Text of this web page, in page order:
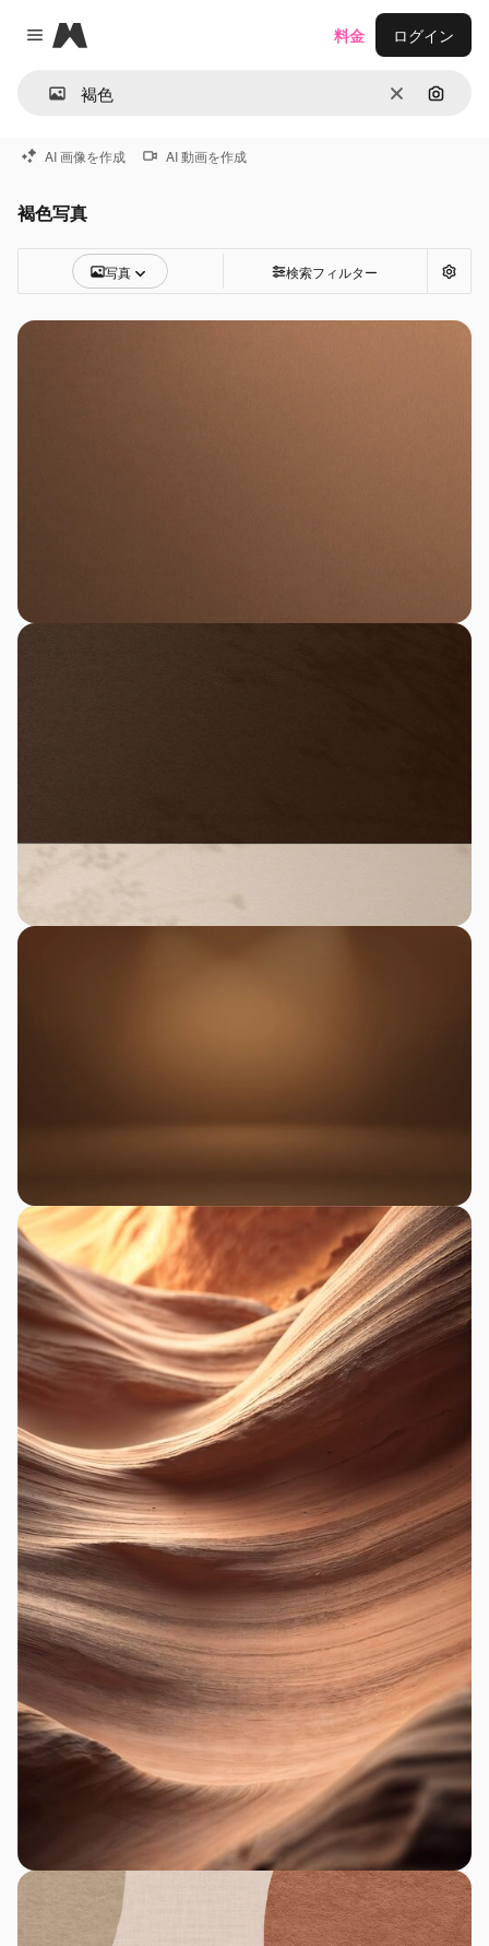
Close menu
Magnific
消去 画像で
料金 ログイン
AI 画像を作成 AI 動画を作成
褐色写真
写真 検索フィルター